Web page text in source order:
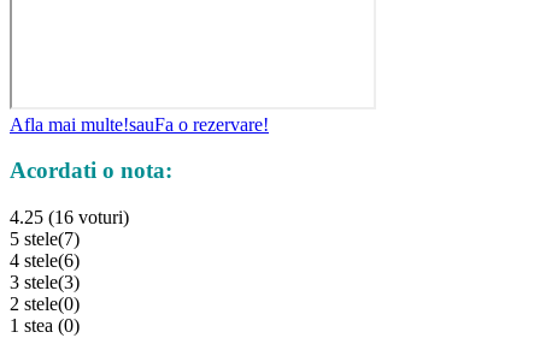
Afla mai multe!sauFa o rezervare!
Acordati o nota:
4.25 (16 voturi)
5 stele(7)
4 stele(6)
3 stele(3)
2 stele(0)
1 stea (0)